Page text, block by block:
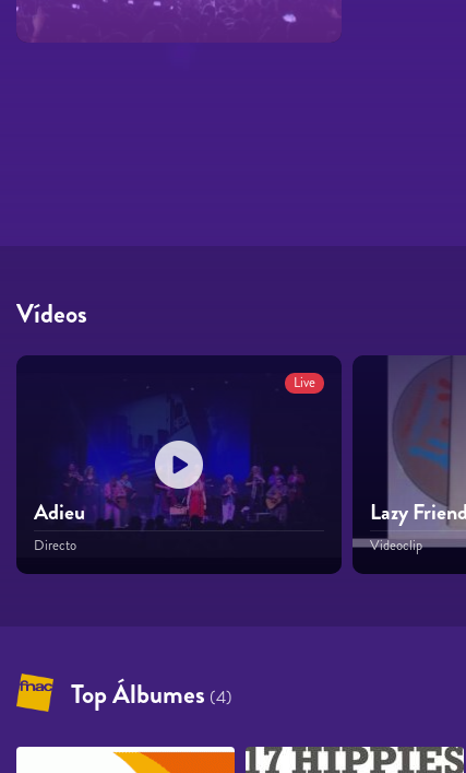
Vídeos
Live
Adieu
Directo
Lazy
Videoclip
Top Álbumes (4)